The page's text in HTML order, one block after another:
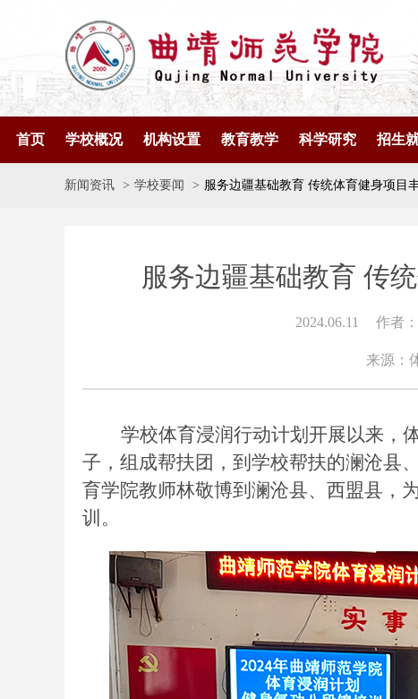
首页 学校概况 机构设置 教育教学 科学研究 招生
新闻资讯 学校要闻 服务边疆基础教育 传统体育健身项目
服务边疆基础教育 传
2024.06.11 作者
来源：
学校体育浸润行动计划开展以来，
子，组成帮扶团，到学校帮扶的澜沧县
育学院教师林敬博到澜沧县、西盟县，
训。